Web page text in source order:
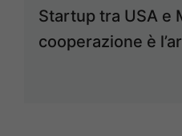
Startup tra USA e
cooperazione è